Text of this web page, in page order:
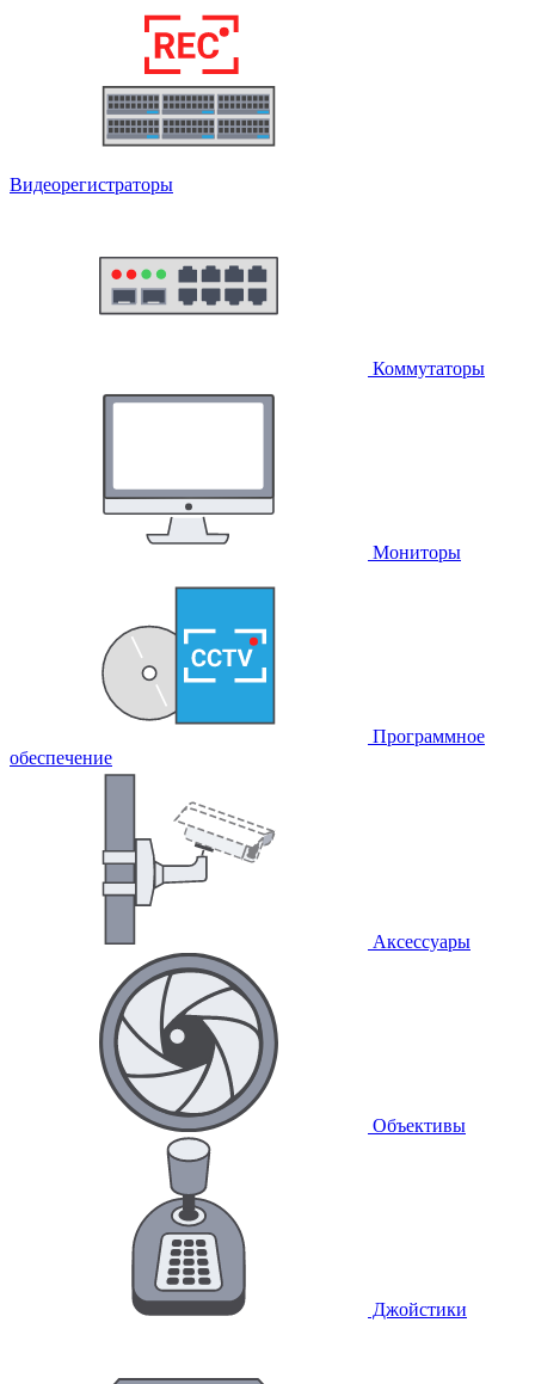
Видеорегистраторы
Коммутаторы
Мониторы
Программное
обеспечение
Аксессуары
Объективы
Джойстики